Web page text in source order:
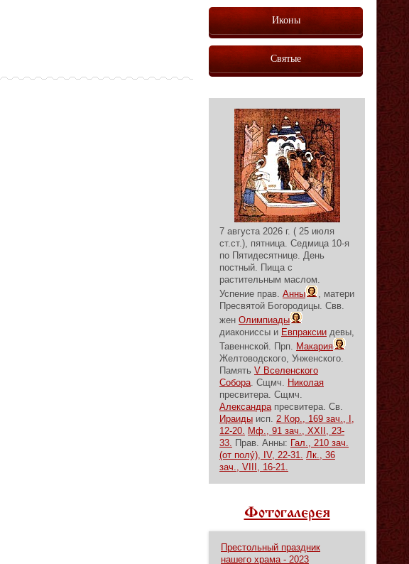
Иконы
Святые
7 августа 2026 г. ( 25 июля
ст.ст.), пятница. Седмица 10-я
по Пятидесятнице. День
постный. Пища с
растительным маслом.
Успение прав. Анны
, матери
Пресвятой Богородицы. Свв.
жен Олимпиады
диакониссы и Евпраксии девы,
Тавеннской. Прп. Макария
Желтоводского, Унженского.
Память V Вселенского
Собора. Сщмч. Николая
пресвитера. Сщмч.
Александрапресвитера. Св.
Ираиды исп. 2 Кор., 169 зач., I,
12-20. Мф., 91 зач., XXII, 23-
33. Прав. Анны: Гал., 210 зач.
(от полу́), IV, 22-31. Лк., 36
зач., VIII, 16-21.
Фотогалерея
Престольный праздник
нашего храма - 2023